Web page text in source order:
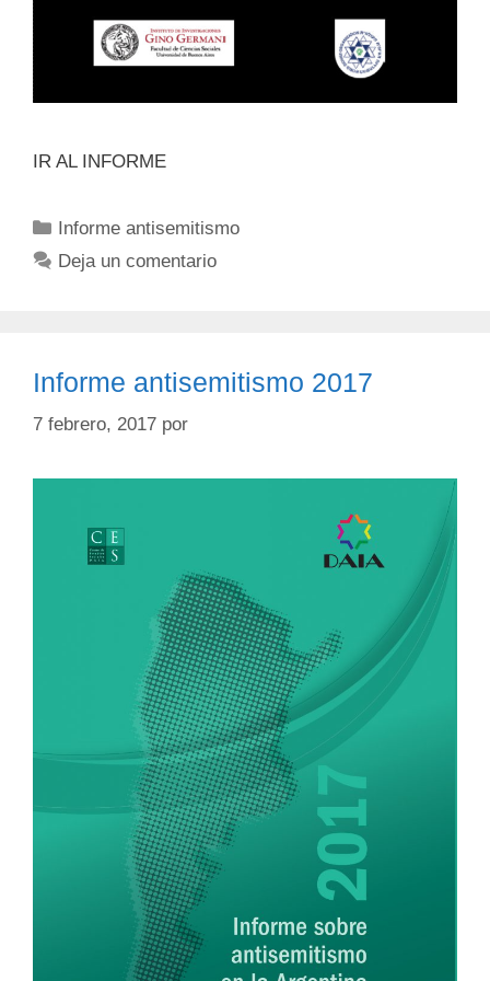
IR AL INFORME
Informe antisemitismo
Deja un comentario
Informe antisemitismo 2017
7 febrero, 2017 por